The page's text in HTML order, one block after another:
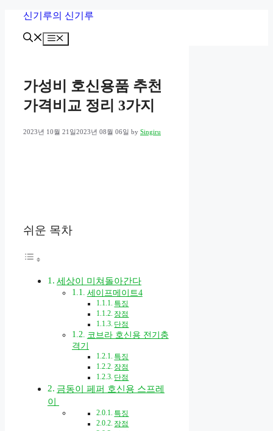
content
신기루의 신기루
Menu
가성비 호신용품 추천
가격비교 정리 3가지
2023년 10월 21일2023년 08월 06일 by Singiru
쉬운 목차
세상이 미쳐돌아간다
세이프메이트4
특징
장점
단점
코브라 호신용 전기충
격기
특징
장점
단점
금동이 페퍼 호신용 스프레
이
특징
장점